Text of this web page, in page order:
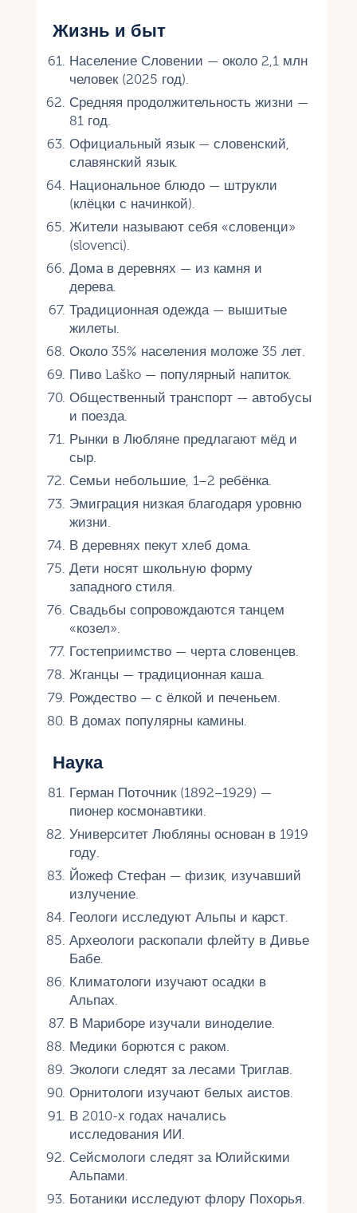
Жизнь и быт
Население Словении — около 2,1 млн
человек (2025 год).
Средняя продолжительность жизни —
81 год.
Официальный язык — словенский,
славянский язык.
Национальное блюдо — штрукли
(клёцки с начинкой).
Жители называют себя «словенци»
(slovenci).
Дома в деревнях — из камня и
дерева.
Традиционная одежда — вышитые
жилеты.
Около 35% населения моложе 35 лет.
Пиво Laško — популярный напиток.
Общественный транспорт — автобусы
и поезда.
Рынки в Любляне предлагают мёд и
сыр.
Семьи небольшие, 1–2 ребёнка.
Эмиграция низкая благодаря уровню
жизни.
В деревнях пекут хлеб дома.
Дети носят школьную форму
западного стиля.
Свадьбы сопровождаются танцем
«козел».
Гостеприимство — черта словенцев.
Жганцы — традиционная каша.
Рождество — с ёлкой и печеньем.
В домах популярны камины.
Наука
Герман Поточник (1892–1929) —
пионер космонавтики.
Университет Любляны основан в 1919
году.
Йожеф Стефан — физик, изучавший
излучение.
Геологи исследуют Альпы и карст.
Археологи раскопали флейту в Дивье
Бабе.
Климатологи изучают осадки в
Альпах.
В Мариборе изучали виноделие.
Медики борются с раком.
Экологи следят за лесами Триглав.
Орнитологи изучают белых аистов.
В 2010-х годах начались
исследования ИИ.
Сейсмологи следят за Юлийскими
Альпами.
Ботаники исследуют флору Похорья.